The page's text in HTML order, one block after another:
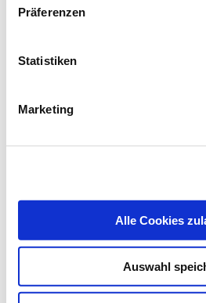
Präferenzen
Statistiken
Marketing
Alle Cookies
Auswahl
* Pflichtfeld